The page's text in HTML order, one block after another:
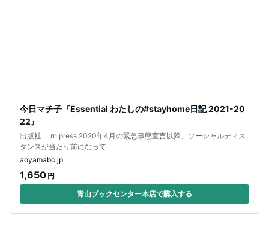
今日マチ子『Essential わたしの#stayhome日記 2021-20
22』
出版社 ‏ : ‎ rn press 2020年4月の緊急事態宣言以降、ソーシャルディス
タンスが当たり前になって
aoyamabc.jp
1,650 円
青山ブックセンター本店で購入する